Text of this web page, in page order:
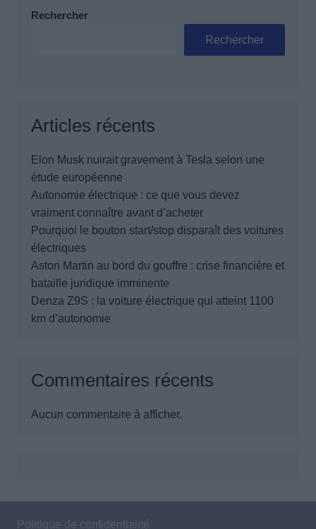
Rechercher
Rechercher
Articles récents
Elon Musk nuirait gravement à Tesla selon une
étude européenne
Autonomie électrique : ce que vous devez
vraiment connaître avant d’acheter
Pourquoi le bouton start/stop disparaît des voitures
électriques
Aston Martin au bord du gouffre : crise financière et
bataille juridique imminente
Denza Z9S : la voiture électrique qui atteint 1100
km d’autonomie
Commentaires récents
Aucun commentaire à afficher.
Politique de confidentialité